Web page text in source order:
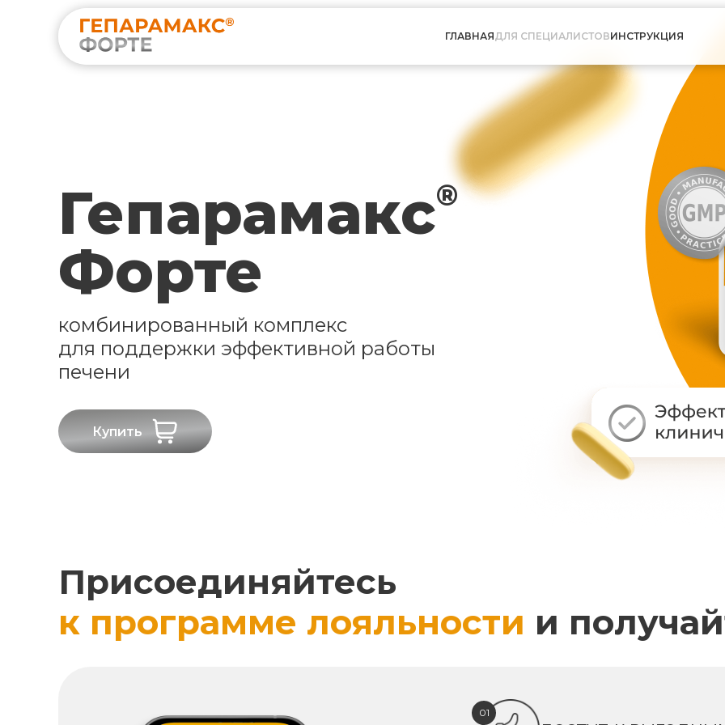
ГЛАВНАЯДЛЯ СПЕЦИАЛИСТОВИНСТРУКЦИЯ
Гепарамакс®
Форте
комбинированный комплекс
для поддержки эффективной работы
печени
Купить
Присоединяйтесь
к программе лояльности и
01